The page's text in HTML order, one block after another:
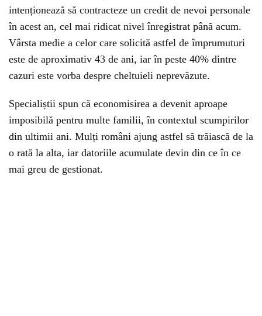
intenționează să contracteze un credit de nevoi personale
în acest an, cel mai ridicat nivel înregistrat până acum.
Vârsta medie a celor care solicită astfel de împrumuturi
este de aproximativ 43 de ani, iar în peste 40% dintre
cazuri este vorba despre cheltuieli neprevăzute.
Specialiștii spun că economisirea a devenit aproape
imposibilă pentru multe familii, în contextul scumpirilor
din ultimii ani. Mulți români ajung astfel să trăiască de la
o rată la alta, iar datoriile acumulate devin din ce în ce
mai greu de gestionat.